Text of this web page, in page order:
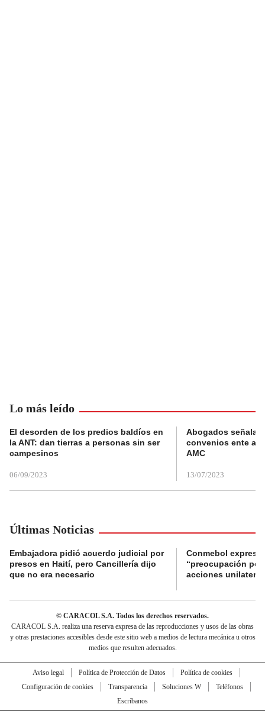
Lo más leído
El desorden de los predios baldíos en
la ANT: dan tierras a personas sin ser
campesinos
06/09/2023
Abogados
convenios ente
AMC
13/07/2023
Últimas Noticias
Embajadora pidió acuerdo judicial por
presos en Haití, pero Cancillería dijo
que no era necesario
Conmebol expresó
“preocupación
acciones
© CARACOL S.A. Todos los derechos reservados.
CARACOL S.A. realiza una reserva expresa de las reproducciones y usos de las obras
y otras prestaciones accesibles desde este sitio web a medios de lectura mecánica u otros
medios que resulten adecuados.
Aviso legal Política de Protección de Datos
Política de cookies
Configuración de cookies
Transparencia Soluciones W
Teléfonos
Escríbanos